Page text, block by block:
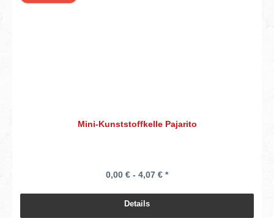
Mini-Kunststoffkelle Pajarito
0,00 € - 4,07 € *
Details